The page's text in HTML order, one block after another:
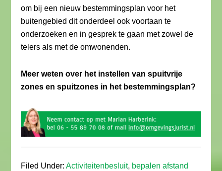
om bij een nieuw bestemmingsplan voor het
buitengebied dit onderdeel ook voortaan te
onderzoeken en in gesprek te gaan met zowel de
telers als met de omwonenden.
Meer weten over het instellen van spuitvrije
zones en spuitzones in het bestemmingsplan?
Filed Under:Activiteitenbesluit, bepalen afstand